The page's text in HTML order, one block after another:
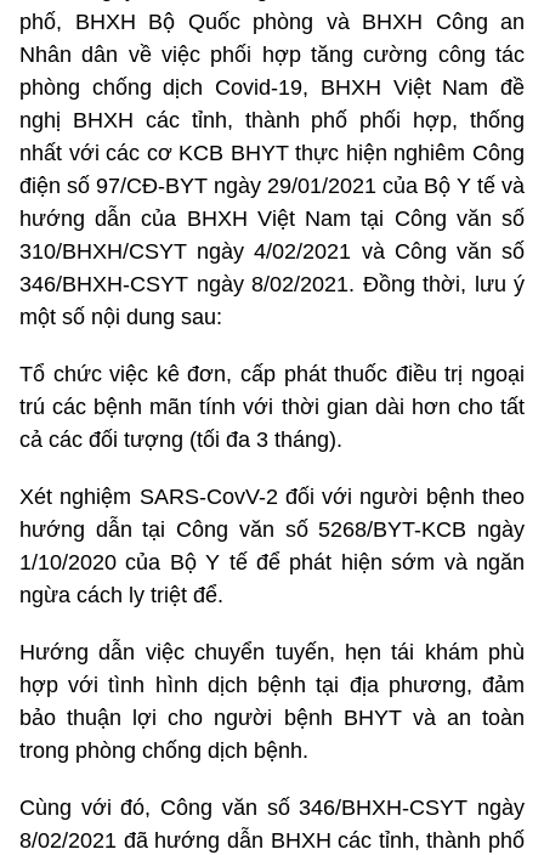
phố, BHXH Bộ Quốc phòng và BHXH Công an
Nhân dân về việc phối hợp tăng cường công tác
phòng chống dịch Covid-19, BHXH Việt Nam đề
nghị BHXH các tỉnh, thành phố phối hợp, thống
nhất với các cơ KCB BHYT thực hiện nghiêm Công
điện số 97/CĐ-BYT ngày 29/01/2021 của Bộ Y tế và
hướng dẫn của BHXH Việt Nam tại Công văn số
310/BHXH/CSYT ngày 4/02/2021 và Công văn số
346/BHXH-CSYT ngày 8/02/2021. Đồng thời, lưu ý
một số nội dung sau:
Tổ chức việc kê đơn, cấp phát thuốc điều trị ngoại
trú các bệnh mãn tính với thời gian dài hơn cho tất
cả các đối tượng (tối đa 3 tháng).
Xét nghiệm SARS-CovV-2 đối với người bệnh theo
hướng dẫn tại Công văn số 5268/BYT-KCB ngày
1/10/2020 của Bộ Y tế để phát hiện sớm và ngăn
ngừa cách ly triệt để.
Hướng dẫn việc chuyển tuyến, hẹn tái khám phù
hợp với tình hình dịch bệnh tại địa phương, đảm
bảo thuận lợi cho người bệnh BHYT và an toàn
trong phòng chống dịch bệnh.
Cùng với đó, Công văn số 346/BHXH-CSYT ngày
8/02/2021 đã hướng dẫn BHXH các tỉnh, thành phố